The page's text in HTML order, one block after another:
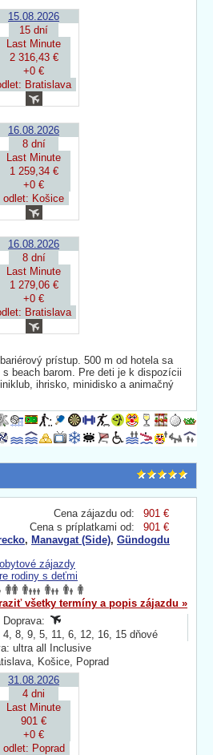
15.08.2026
15 dní
Last Minute
2 316,43 €
+0 €
Bratislava
16.08.2026
8 dní
Last Minute
1 259,34 €
+0 €
odlet: Košice
16.08.2026
8 dní
Last Minute
1 279,06 €
+0 €
Bratislava
prístup. 500 m od hotela sa
beach barom. Pre deti je k dispozícii
ihrisko, minidisko a animačný
Cena zájazdu od:
901 €
Cena s príplatkami od:
901 €
, Manavgat (Side), Gündogdu
zájazdy
rodiny s deťmi
všetky termíny a popis zájazdu »
Doprava:
8, 9, 5, 11, 6, 12, 16, 15 dňové
ultra all Inclusive
Košice, Poprad
31.08.2026
4 dni
Last Minute
901 €
+0 €
odlet: Poprad